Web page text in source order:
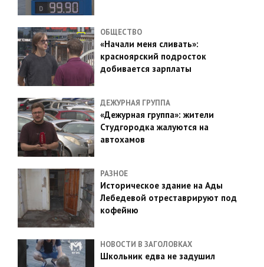
ОБЩЕСТВО
«Начали меня сливать»:
красноярский подросток
добивается зарплаты
ДЕЖУРНАЯ ГРУППА
«Дежурная группа»: жители
Студгородка жалуются на
автохамов
РАЗНОЕ
Историческое здание на Ады
Лебедевой отреставрируют под
кофейню
НОВОСТИ В ЗАГОЛОВКАХ
Школьник едва не задушил